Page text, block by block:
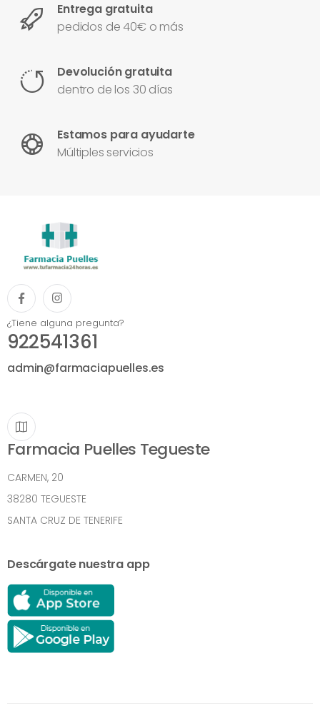
Entrega gratuita
pedidos de 40€ o más
Devolución gratuita
dentro de los 30 días
Estamos para ayudarte
Múltiples servicios
¿Tiene alguna pregunta?
922541361
admin@farmaciapuelles.es
Farmacia Puelles Tegueste
CARMEN, 20
38280 TEGUESTE
SANTA CRUZ DE TENERIFE
Descárgate nuestra app